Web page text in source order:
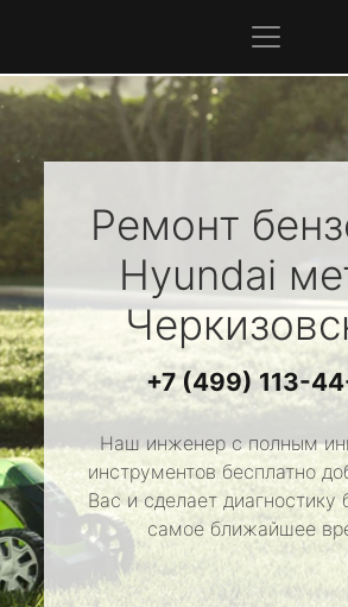
Ремонт
Hyundai
+7 (499) 113-
Наш инженер с полным
инструментов бесплатно
Вас и сделает диагностику
самое ближайшее